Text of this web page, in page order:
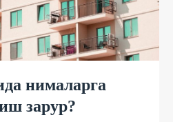
нималарга
зарур?